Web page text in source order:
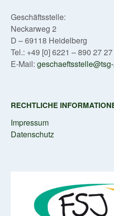
Geschäftsstelle:
Neckarweg 2
D – 69118 Heidelberg
Tel.: +49 [0] 6221 – 890 27 27
E-Mail:
RECHTLICHE
Impressum
Datenschutz